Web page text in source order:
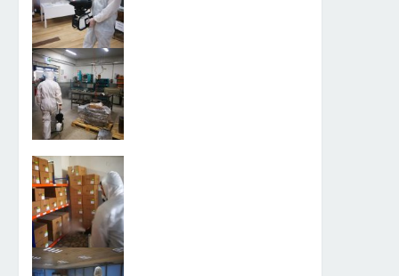
yerlerinizde ve bahçelerde ihtiyaç
duyarsınız. Bunun...